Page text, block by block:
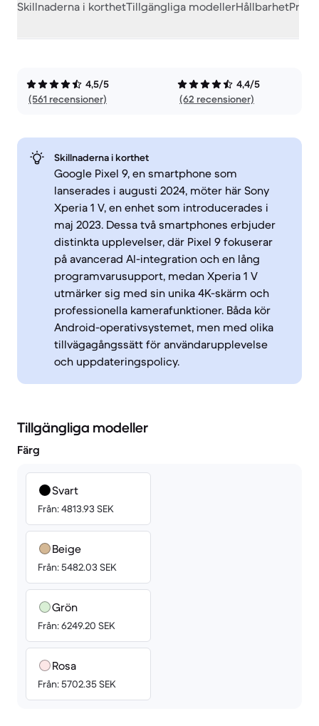
Skillnaderna i korthetTillgängliga modellerHållbarhet
4,5/5
(561 recensioner)
4,4/5
(62 recensioner)
Skillnaderna i korthet
Google Pixel 9, en smartphone som
lanserades i augusti 2024, möter här Sony
Xperia 1 V, en enhet som introducerades i
maj 2023. Dessa två smartphones erbjuder
distinkta upplevelser, där Pixel 9 fokuserar
på avancerad AI-integration och en lång
programvarusupport, medan Xperia 1 V
utmärker sig med sin unika 4K-skärm och
professionella kamerafunktioner. Båda kör
Android-operativsystemet, men med olika
tillvägagångssätt för användarupplevelse
och uppdateringspolicy.
Tillgängliga modeller
Färg
Svart
Från: 4813.93 SEK
Beige
Från: 5482.03 SEK
Grön
Från: 6249.20 SEK
Rosa
Från: 5702.35 SEK